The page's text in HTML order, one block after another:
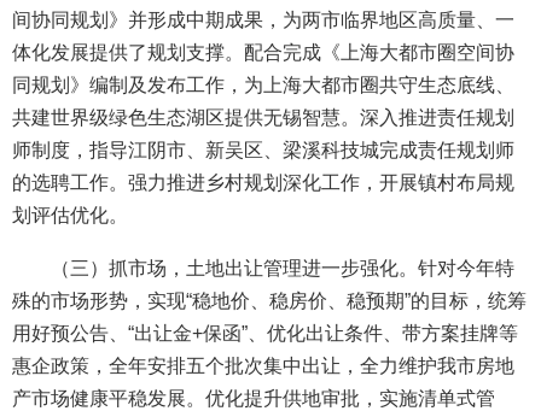
间协同规划》并形成中期成果，为两市临界地区高质量、一
体化发展提供了规划支撑。配合完成《上海大都市圈空间协
同规划》编制及发布工作，为上海大都市圈共守生态底线、
共建世界级绿色生态湖区提供无锡智慧。深入推进责任规划
师制度，指导江阴市、新吴区、梁溪科技城完成责任规划师
的选聘工作。强力推进乡村规划深化工作，开展镇村布局规
划评估优化。
（三）抓市场，土地出让管理进一步强化。针对今年特
殊的市场形势，实现“稳地价、稳房价、稳预期”的目标，统筹
用好预公告、“出让金+保函”、优化出让条件、带方案挂牌等
惠企政策，全年安排五个批次集中出让，全力维护我市房地
产市场健康平稳发展。优化提升供地审批，实施清单式管